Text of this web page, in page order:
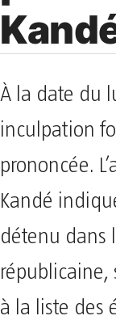
À la date du
inculpation
prononcée.
Kandé
détenu dans
républicaine,
à la liste des